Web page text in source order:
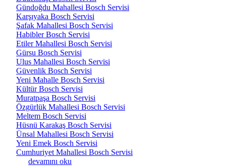
Gündoğdu Mahallesi Bosch Servisi
Karşıyaka Bosch Servisi
Şafak Mahallesi Bosch Servisi
Habibler Bosch Servisi
Etiler Mahallesi Bosch Servisi
Gürsu Bosch Servisi
Ulus Mahallesi Bosch Servisi
Güvenlik Bosch Servisi
Yeni Mahalle Bosch Servisi
Kültür Bosch Servisi
Muratpaşa Bosch Servisi
Özgürlük Mahallesi Bosch Servisi
Meltem Bosch Servisi
Hüsnü Karakaş Bosch Servisi
Ünsal Mahallesi Bosch Servisi
Yeni Emek Bosch Servisi
Cumhuriyet Mahallesi Bosch Servisi
Pınarlı Mahallesi Antalya Bosch Beyaz Eşya Tamircisi
devamını oku